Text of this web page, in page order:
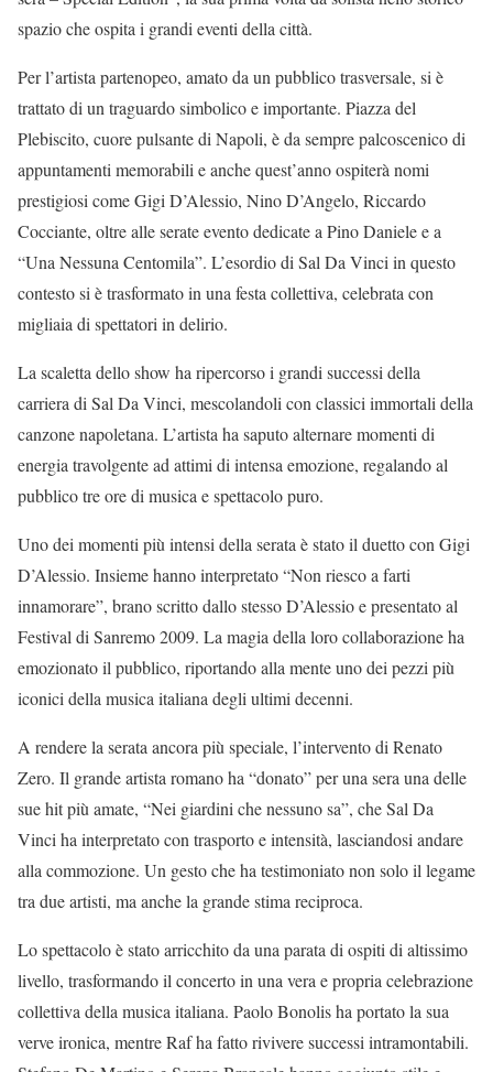
spazio che ospita i grandi eventi della città.
Per l’artista partenopeo, amato da un pubblico trasversale, si è
trattato di un traguardo simbolico e importante. Piazza del
Plebiscito, cuore pulsante di Napoli, è da sempre palcoscenico di
appuntamenti memorabili e anche quest’anno ospiterà nomi
prestigiosi come Gigi D’Alessio, Nino D’Angelo, Riccardo
Cocciante, oltre alle serate evento dedicate a Pino Daniele e a
“Una Nessuna Centomila”. L’esordio di Sal Da Vinci in questo
contesto si è trasformato in una festa collettiva, celebrata con
migliaia di spettatori in delirio.
La scaletta dello show ha ripercorso i grandi successi della
carriera di Sal Da Vinci, mescolandoli con classici immortali della
canzone napoletana. L’artista ha saputo alternare momenti di
energia travolgente ad attimi di intensa emozione, regalando al
pubblico tre ore di musica e spettacolo puro.
Uno dei momenti più intensi della serata è stato il duetto con Gigi
D’Alessio. Insieme hanno interpretato “Non riesco a farti
innamorare”, brano scritto dallo stesso D’Alessio e presentato al
Festival di Sanremo 2009. La magia della loro collaborazione ha
emozionato il pubblico, riportando alla mente uno dei pezzi più
iconici della musica italiana degli ultimi decenni.
A rendere la serata ancora più speciale, l’intervento di Renato
Zero. Il grande artista romano ha “donato” per una sera una delle
sue hit più amate, “Nei giardini che nessuno sa”, che Sal Da
Vinci ha interpretato con trasporto e intensità, lasciandosi andare
alla commozione. Un gesto che ha testimoniato non solo il legame
tra due artisti, ma anche la grande stima reciproca.
Lo spettacolo è stato arricchito da una parata di ospiti di altissimo
livello, trasformando il concerto in una vera e propria celebrazione
collettiva della musica italiana. Paolo Bonolis ha portato la sua
verve ironica, mentre Raf ha fatto rivivere successi intramontabili.